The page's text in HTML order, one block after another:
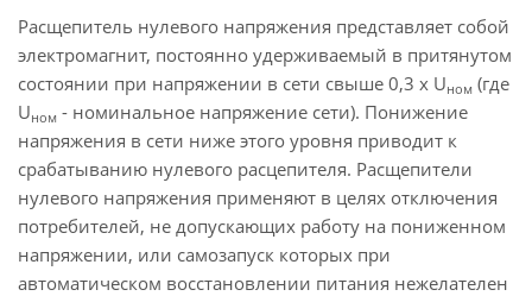
Расщепитель нулевого напряжения представляет собой
электромагнит, постоянно удерживаемый в притянутом
состоянии при напряжении в сети свыше 0,3 х Uном (где
Uном - номинальное напряжение сети). Понижение
напряжения в сети ниже этого уровня приводит к
срабатыванию нулевого расцепителя. Расщепители
нулевого напряжения применяют в целях отключения
потребителей, не допускающих работу на пониженном
напряжении, или самозапуск которых при
автоматическом восстановлении питания нежелателен